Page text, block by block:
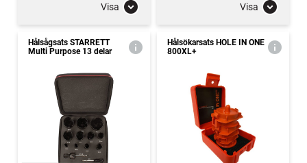
Visa Visa
Hålsågsats STARRETT
Multi Purpose 13 delar
Hålsökarsats HOLE IN ONE
800XL+